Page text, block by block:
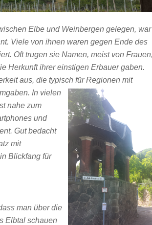
Elbe und Weinbergen gelegen, war
Viele von ihnen waren gegen Ende des
Oft trugen sie Namen, meist von
Herkunft ihrer einstigen Erbauer gaben.
aus, die typisch für Regionen mit
In vielen
nahe zum
und
Gut bedacht
mit
Blickfang für
man über die
Elbtal schauen